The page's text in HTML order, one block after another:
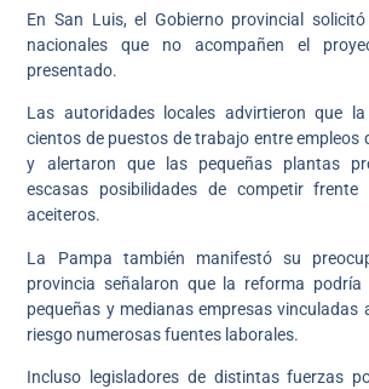
En San Luis, el Gobierno provincial
nacionales que no acompañen el
presentado.
Las autoridades locales advirtieron que
cientos de puestos de trabajo entre empleos
y alertaron que las pequeñas plantas
escasas posibilidades de competir
aceiteros.
La Pampa también manifestó su
provincia señalaron que la reforma
pequeñas y medianas empresas vinculadas
riesgo numerosas fuentes laborales.
Incluso legisladores de distintas fuerzas